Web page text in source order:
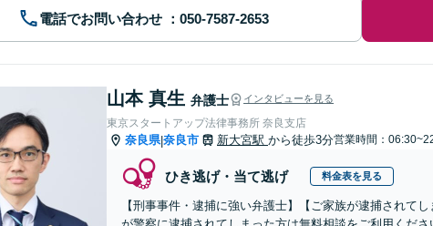
電話でお問い合わせ
山本 真生 弁護士 インタビューを見る
東京スタートアップ法律事務所 奈良支店
奈良県|奈良市 新大宮駅 から徒歩3分営業時間：
ひき逃げ・当て逃げ 料金表を見る
【刑事事件・逮捕に強い弁護士】【ご家族が逮捕されて